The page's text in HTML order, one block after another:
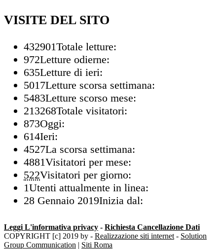
VISITE DEL SITO
432901Totale letture:
972Letture odierne:
635Letture di ieri:
5017Letture scorsa settimana:
5483Letture scorso mese:
213268Totale visitatori:
873Oggi:
614Ieri:
4527La scorsa settimana:
4881Visitatori per mese:
522Visitatori per giorno:
1Utenti attualmente in linea:
28 Gennaio 2019Inizia dal:
Leggi L'informativa privacy - Richiesta Cancellazione Dati
COPYRIGHT [c] 2019 by - Realizzazione siti internet - Solution
Group Communication | Siti Roma